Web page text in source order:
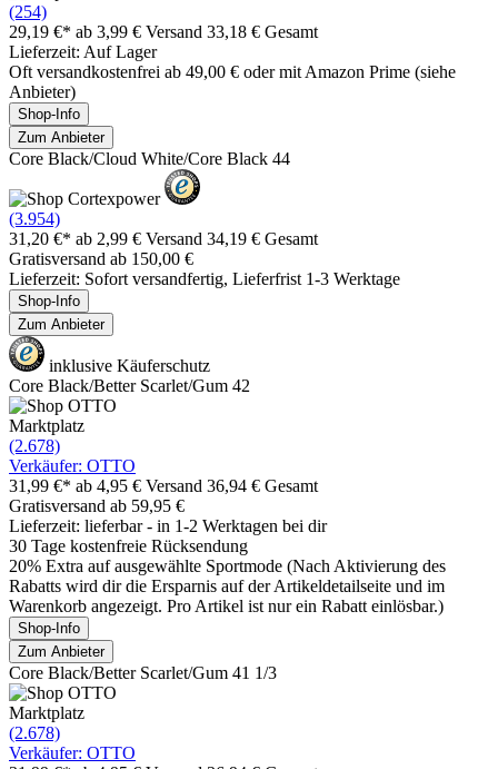
(254)
29,19 €* ab 3,99 € Versand 33,18 € Gesamt
Lieferzeit: Auf Lager
Oft versandkostenfrei ab 49,00 € oder mit Amazon Prime (siehe
Anbieter)
Shop-Info
Zum Anbieter
Core Black/Cloud White/Core Black 44
(3.954)
31,20 €* ab 2,99 € Versand 34,19 € Gesamt
Gratisversand ab 150,00 €
Lieferzeit: Sofort versandfertig, Lieferfrist 1-3 Werktage
Shop-Info
Zum Anbieter
inklusive Käuferschutz
Core Black/Better Scarlet/Gum 42
Marktplatz
(2.678)
Verkäufer: OTTO
31,99 €* ab 4,95 € Versand 36,94 € Gesamt
Gratisversand ab 59,95 €
Lieferzeit: lieferbar - in 1-2 Werktagen bei dir
30 Tage kostenfreie Rücksendung
20% Extra auf ausgewählte Sportmode (Nach Aktivierung des
Rabatts wird dir die Ersparnis auf der Artikeldetailseite und im
Warenkorb angezeigt. Pro Artikel ist nur ein Rabatt einlösbar.)
Shop-Info
Zum Anbieter
Core Black/Better Scarlet/Gum 41 1/3
Marktplatz
(2.678)
Verkäufer: OTTO